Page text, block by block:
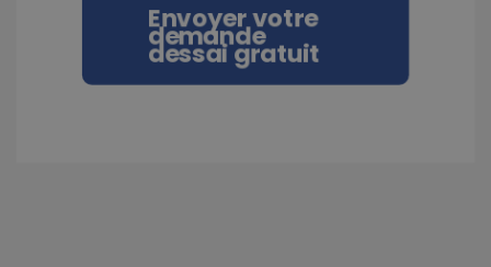
Envoyer votre
demande
dessai gratuit